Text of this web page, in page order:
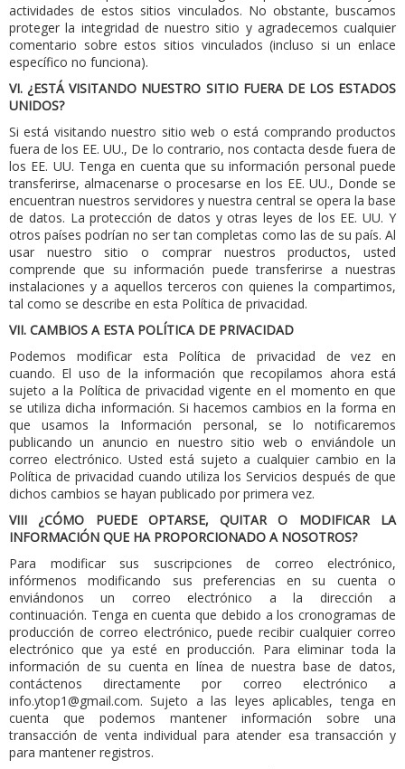
actividades de estos sitios vinculados. No obstante, buscamos
proteger la integridad de nuestro sitio y agradecemos cualquier
comentario sobre estos sitios vinculados (incluso si un enlace
específico no funciona).
VI. ¿ESTÁ VISITANDO NUESTRO SITIO FUERA DE LOS ESTADOS
UNIDOS?
Si está visitando nuestro sitio web o está comprando productos
fuera de los EE. UU., De lo contrario, nos contacta desde fuera de
los EE. UU. Tenga en cuenta que su información personal puede
transferirse, almacenarse o procesarse en los EE. UU., Donde se
encuentran nuestros servidores y nuestra central se opera la base
de datos. La protección de datos y otras leyes de los EE. UU. Y
otros países podrían no ser tan completas como las de su país. Al
usar nuestro sitio o comprar nuestros productos, usted
comprende que su información puede transferirse a nuestras
instalaciones y a aquellos terceros con quienes la compartimos,
tal como se describe en esta Política de privacidad.
VII. CAMBIOS A ESTA POLÍTICA DE PRIVACIDAD
Podemos modificar esta Política de privacidad de vez en
cuando. El uso de la información que recopilamos ahora está
sujeto a la Política de privacidad vigente en el momento en que
se utiliza dicha información. Si hacemos cambios en la forma en
que usamos la Información personal, se lo notificaremos
publicando un anuncio en nuestro sitio web o enviándole un
correo electrónico. Usted está sujeto a cualquier cambio en la
Política de privacidad cuando utiliza los Servicios después de que
dichos cambios se hayan publicado por primera vez.
VIII
¿CÓMO PUEDE OPTARSE, QUITAR O MODIFICAR LA
INFORMACIÓN QUE HA PROPORCIONADO A NOSOTROS?
Para modificar sus suscripciones de correo electrónico,
infórmenos modificando sus preferencias en su cuenta o
enviándonos un correo electrónico a la dirección a
continuación. Tenga en cuenta que debido a los cronogramas de
producción de correo electrónico, puede recibir cualquier correo
electrónico que ya esté en producción. Para eliminar toda la
información de su cuenta en línea de nuestra base de datos,
contáctenos directamente por correo electrónico a
info.ytop1@gmail.com. Sujeto a las leyes aplicables, tenga en
cuenta que podemos mantener información sobre una
transacción de venta individual para atender esa transacción y
para mantener registros.